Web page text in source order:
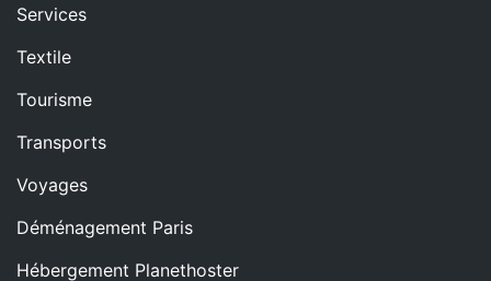
Services
Textile
Tourisme
Transports
Voyages
Déménagement Paris
Hébergement Planethoster